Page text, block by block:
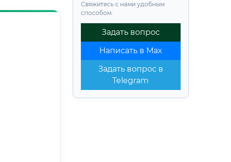
Свяжитесь с нами удобным
способом:
Задать вопрос
Написать в Max
Задать вопрос в
Telegram